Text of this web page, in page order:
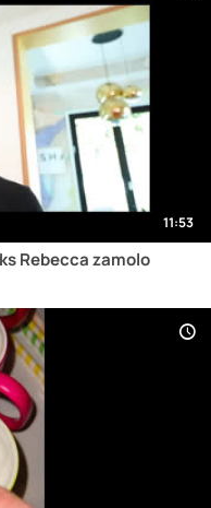
11:53
Rebecca zamolo